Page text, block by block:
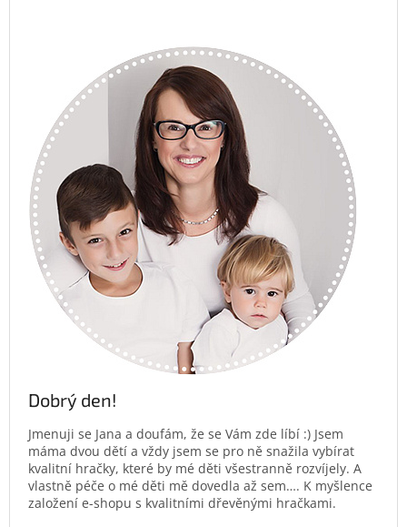
Dobrý den!
Jmenuji se Jana a doufám, že se Vám zde líbí :) Jsem
máma dvou dětí a vždy jsem se pro ně snažila vybírat
kvalitní hračky, které by mé děti všestranně rozvíjely. A
vlastně péče o mé děti mě dovedla až sem…. K myšlence
založení e-shopu s kvalitními dřevěnými hračkami.